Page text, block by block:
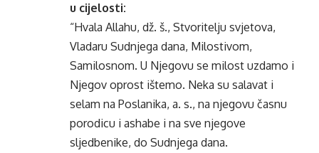
u cijelosti:
“Hvala Allahu, dž. š., Stvoritelju svjetova,
Vladaru Sudnjega dana, Milostivom,
Samilosnom. U Njegovu se milost uzdamo i
Njegov oprost ištemo. Neka su salavat i
selam na Poslanika, a. s., na njegovu časnu
porodicu i ashabe i na sve njegove
sljedbenike, do Sudnjega dana.